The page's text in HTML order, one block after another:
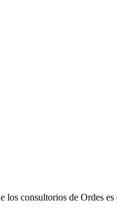
consultorios de Ordes es